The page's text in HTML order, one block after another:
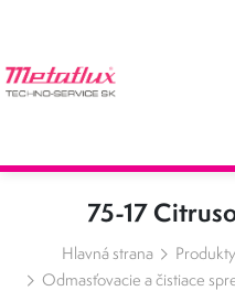
75-17
Hlavná strana Produkty
Odmasťovacie a čistiace